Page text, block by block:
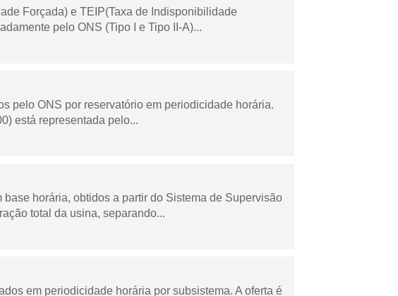
Forçada) e TEIP(Taxa de Indisponibilidade
pelo ONS (Tipo I e Tipo II-A)...
pelo ONS por reservatório em periodicidade horária.
está representada pelo...
horária, obtidos a partir do Sistema de Supervisão
total da usina, separando...
em periodicidade horária por subsistema. A oferta é